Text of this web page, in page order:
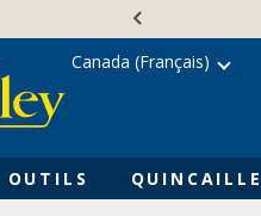
OUTILS
Canada (Français)